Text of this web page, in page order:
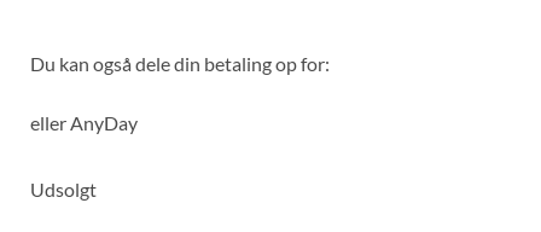
Du kan også dele din betaling op for:
ellerAnyDay
Udsolgt